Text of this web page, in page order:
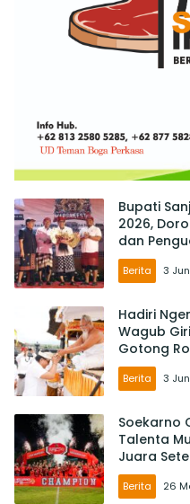
Bupati
2026,
dan
Berita 3
Hadiri
Wagub
Gotong
Berita 3
Soekarno
Talenta
Juara
Berita 26